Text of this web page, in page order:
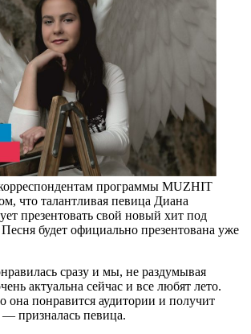
программы MUZHIT
что талантливая певица Диана
презентовать свой новый хит под
будет официально презентована уже
сразу и мы, не раздумывая
актуальна сейчас и все любят лето.
она понравится аудитории и получит
призналась певица.